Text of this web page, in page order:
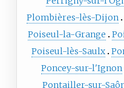
Plombières-lès-Dijon
Poiseul-la-Grange
Poiseul-lès-Saulx
Poncey-sur-l'Ignon
Pontailler-sur-